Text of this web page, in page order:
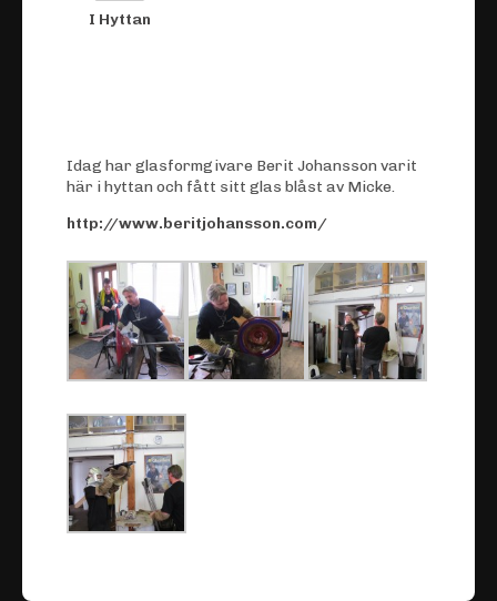
I Hyttan
Idag har glasformgivare Berit Johansson varit
här i hyttan och fått sitt glas blåst av Micke.
http://www.beritjohansson.com/